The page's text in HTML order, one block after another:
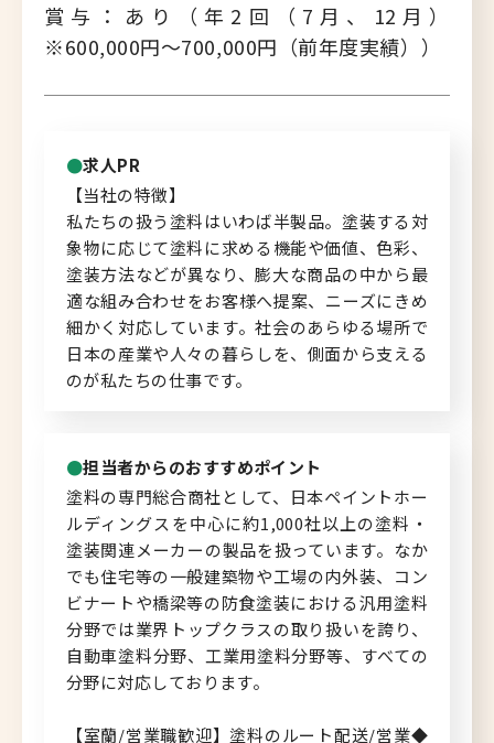
キャリアバンク
転職支援サービスのご案内
コンサルタント紹介
北海道へのU・Iターン向け
転職情報
キャリアマップ
転職の体験談
転職と年収のハナシ
運営会社について
企業担当者の方へ
お問い合わせ
賞与：あり（年2回（7月、12月）
※600,000円～700,000円（前年度実績））
求人PR
【当社の特徴】
私たちの扱う塗料はいわば半製品。塗装する対
象物に応じて塗料に求める機能や価値、色彩、
塗装方法などが異なり、膨大な商品の中から最
適な組み合わせをお客様へ提案、ニーズにきめ
細かく対応しています。社会のあらゆる場所で
日本の産業や人々の暮らしを、側面から支える
のが私たちの仕事です。
担当者からのおすすめポイント
塗料の専門総合商社として、日本ペイントホー
ルディングスを中心に約1,000社以上の塗料・
塗装関連メーカーの製品を扱っています。なか
でも住宅等の一般建築物や工場の内外装、コン
ビナートや橋梁等の防食塗装における汎用塗料
分野では業界トップクラスの取り扱いを誇り、
自動車塗料分野、工業用塗料分野等、すべての
分野に対応しております。
【室蘭/営業職歓迎】塗料のルート配送/営業◆